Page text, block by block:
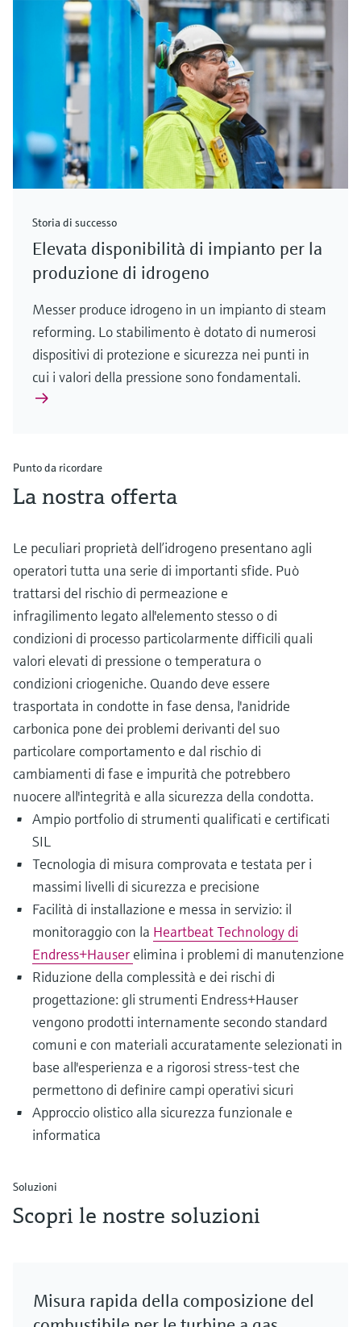
Storia di successo
Elevata disponibilità di impianto per la
produzione di idrogeno
Messer produce idrogeno in un impianto di steam
reforming. Lo stabilimento è dotato di numerosi
dispositivi di protezione e sicurezza nei punti in
cui i valori della pressione sono fondamentali.
Punto da ricordare
La nostra offerta
Le peculiari proprietà dell’idrogeno presentano agli
operatori tutta una serie di importanti sfide. Può
trattarsi del rischio di permeazione e
infragilimento legato all'elemento stesso o di
condizioni di processo particolarmente difficili quali
valori elevati di pressione o temperatura o
condizioni criogeniche. Quando deve essere
trasportata in condotte in fase densa, l'anidride
carbonica pone dei problemi derivanti del suo
particolare comportamento e dal rischio di
cambiamenti di fase e impurità che potrebbero
nuocere all'integrità e alla sicurezza della condotta.
Ampio portfolio di strumenti qualificati e certificati
SIL
Tecnologia di misura comprovata e testata per i
massimi livelli di sicurezza e precisione
Facilità di installazione e messa in servizio: il
monitoraggio con la Heartbeat Technology di
Endress+Hauser elimina i problemi di manutenzione
Riduzione della complessità e dei rischi di
progettazione: gli strumenti Endress+Hauser
vengono prodotti internamente secondo standard
comuni e con materiali accuratamente selezionati in
base all'esperienza e a rigorosi stress-test che
permettono di definire campi operativi sicuri
Approccio olistico alla sicurezza funzionale e
informatica
Soluzioni
Scopri le nostre soluzioni
Misura rapida della composizione del